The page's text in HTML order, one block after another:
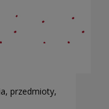
przedmioty,